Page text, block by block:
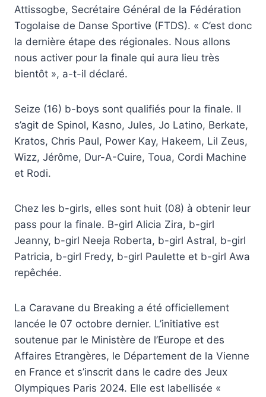
Attissogbe, Secrétaire Général de la Fédération
Togolaise de Danse Sportive (FTDS). « C’est donc
la dernière étape des régionales. Nous allons
nous activer pour la finale qui aura lieu très
bientôt », a-t-il déclaré.
Seize (16) b-boys sont qualifiés pour la finale. Il
s’agit de Spinol, Kasno, Jules, Jo Latino, Berkate,
Kratos, Chris Paul, Power Kay, Hakeem, Lil Zeus,
Wizz, Jérôme, Dur-A-Cuire, Toua, Cordi Machine
et Rodi.
Chez les b-girls, elles sont huit (08) à obtenir leur
pass pour la finale. B-girl Alicia Zira, b-girl
Jeanny, b-girl Neeja Roberta, b-girl Astral, b-girl
Patricia, b-girl Fredy, b-girl Paulette et b-girl Awa
repêchée.
La Caravane du Breaking a été officiellement
lancée le 07 octobre dernier. L’initiative est
soutenue par le Ministère de l’Europe et des
Affaires Etrangères, le Département de la Vienne
en France et s’inscrit dans le cadre des Jeux
Olympiques Paris 2024. Elle est labellisée «